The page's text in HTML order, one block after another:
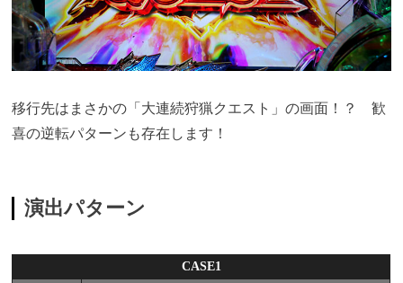
移行先はまさかの「大連続狩猟クエスト」の画面！？ 歓
喜の逆転パターンも存在します！
演出パターン
CASE1